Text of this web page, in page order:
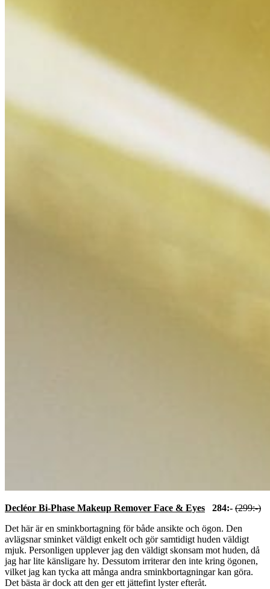
Decléor Bi-Phase Makeup Remover Face & Eyes 284:- (299:-)
Det här är en sminkbortagning för både ansikte och ögon. Den
avlägsnar sminket väldigt enkelt och gör samtidigt huden väldigt
mjuk. Personligen upplever jag den väldigt skonsam mot huden, då
jag har lite känsligare hy. Dessutom irriterar den inte kring ögonen,
vilket jag kan tycka att många andra sminkbortagningar kan göra.
Det bästa är dock att den ger ett jättefint lyster efteråt.